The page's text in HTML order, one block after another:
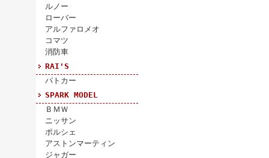
ルノー
ローバー
アルファロメオ
コマツ
消防車
RAI'S
パトカー
SPARK MODEL
ＢＭＷ
ニッサン
ポルシェ
アストンマーティン
ジャガー